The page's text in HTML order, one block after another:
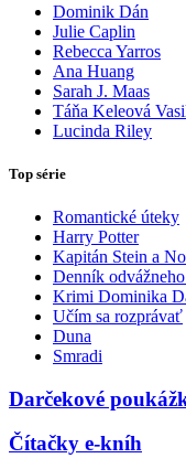
Dominik Dán
Julie Caplin
Rebecca Yarros
Ana Huang
Sarah J. Maas
Táňa Keleová
Lucinda Riley
Top série
Romantické úteky
Harry Potter
Kapitán Stein a
Denník
Krimi Dominika
Učím sa rozprávať
Duna
Smradi
Darčekové
Čítačky e-kníh